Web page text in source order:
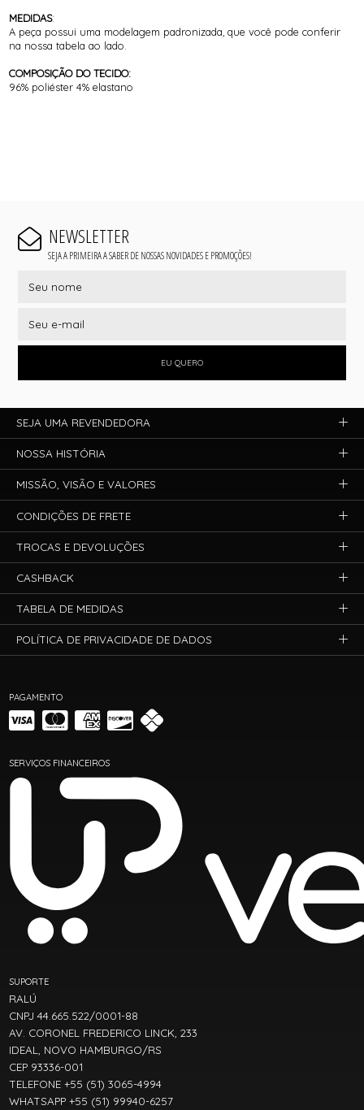
MEDIDAS:
A peça possui uma modelagem padronizada, que você pode conferir
na nossa tabela ao lado.
COMPOSIÇÃO DO TECIDO:
96% poliéster 4% elastano
NEWSLETTER
SEJA A PRIMEIRA A SABER DE NOSSAS NOVIDADES E PROMOÇÕES!
EU QUERO
PAGAMENTO
SERVIÇOS FINANCEIROS
SUPORTE
RALÚ
CNPJ 44.665.522/0001-88
AV. CORONEL FREDERICO LINCK, 233
IDEAL, NOVO HAMBURGO/RS
CEP 93336-001
TELEFONE +55 (51) 3065-4994
WHATSAPP +55 (51) 99940-6257
SEJA UMA REVENDEDORA
NOSSA HISTÓRIA
MISSÃO, VISÃO E VALORES
CONDIÇÕES DE FRETE
TROCAS E DEVOLUÇÕES
CASHBACK
TABELA DE MEDIDAS
POLÍTICA DE PRIVACIDADE DE DADOS